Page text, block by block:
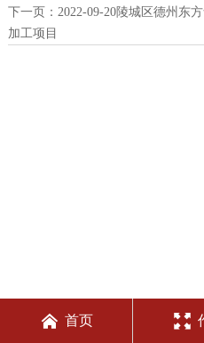
下一页： 2022-09-20陵城区德州东
加工项目
 首页 